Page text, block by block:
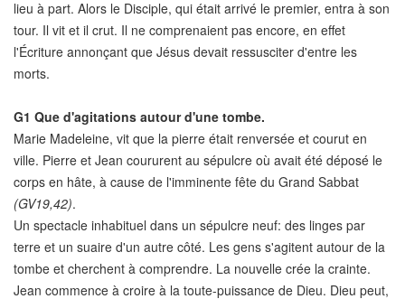
lieu à part. Alors le Disciple, qui était arrivé le premier, entra à son
tour. Il vit et il crut. Il ne comprenaient pas encore, en effet
l'Écriture annonçant que Jésus devait ressusciter d'entre les
morts.
G1 Que d'agitations autour d'une tombe.
Marie Madeleine, vit que la pierre était renversée et courut en
ville. Pierre et Jean coururent au sépulcre où avait été déposé le
corps en hâte, à cause de l'imminente fête du Grand Sabbat
(GV19,42).
Un spectacle inhabituel dans un sépulcre neuf: des linges par
terre et un suaire d'un autre côté. Les gens s'agitent autour de la
tombe et cherchent à comprendre. La nouvelle crée la crainte.
Jean commence à croire à la toute-puissance de Dieu. Dieu peut,